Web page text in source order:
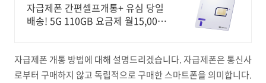
자급제폰 간편셀프개통+ 유심 당일
배송! 5G 110GB 요금제 월15,000
자급제폰 개통 방법에 대해 설명드리겠습니다. 자급제폰은 통신사
로부터 구매하지 않고 독립적으로 구매한 스마트폰을 의미합니다.